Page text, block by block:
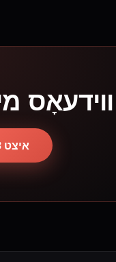
פּרוּווט Veo 3 איצט